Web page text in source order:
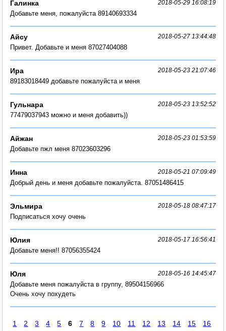
Галинка 2018-05-29 16:08:19
Добавьте меня, пожалуйста 89140693334
Айсу 2018-05-27 13:44:48
Привет. Добавьте и меня 87027404088
Ира 2018-05-23 21:07:46
89183018449 добавьте пожалуйста и меня
Гульнара 2018-05-23 13:52:52
77479037943 можно и меня добавить))
Айжан 2018-05-23 01:53:59
Добавьте пжл меня 87023603296
Инна 2018-05-21 07:09:49
Добрый день и меня добавьте пожалуйста. 87051486415
Эльмира 2018-05-18 08:47:17
Подписаться хочу очень
Юлия 2018-05-17 16:56:41
Добавьте меня!! 87056355424
Юля 2018-05-16 14:45:47
Добавьте меня пожалуйста в группу, 89504156966
Очень хочу похудеть
1 2 3 4 5 6 7 8 9 10 11 12 13 14 15
16